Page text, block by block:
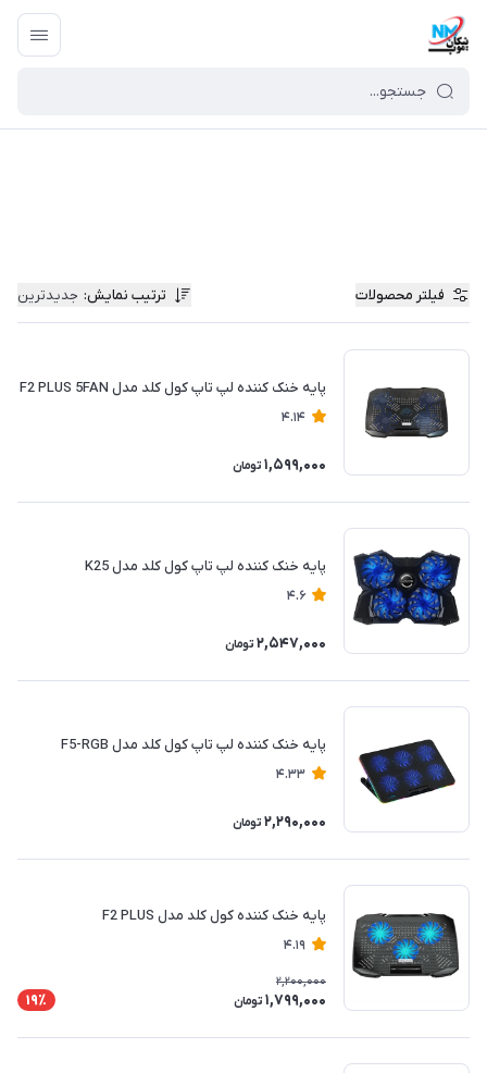
فیلتر محصولات ترتیب نمایش: جدیدترین
پایه خنک کننده لپ تاپ کول کلد مدل F2 PLUS 5FAN
4.14
1,599,000 تومان
پایه خنک کننده لپ تاپ کول کلد مدل K25
4.6
2,547,000 تومان
پایه خنک کننده لپ تاپ کول کلد مدل F5-RGB
4.33
2,290,000 تومان
پایه خنک کننده کول کلد مدل F2 PLUS
4.19
2,200,000
1,799,000 تومان 19٪